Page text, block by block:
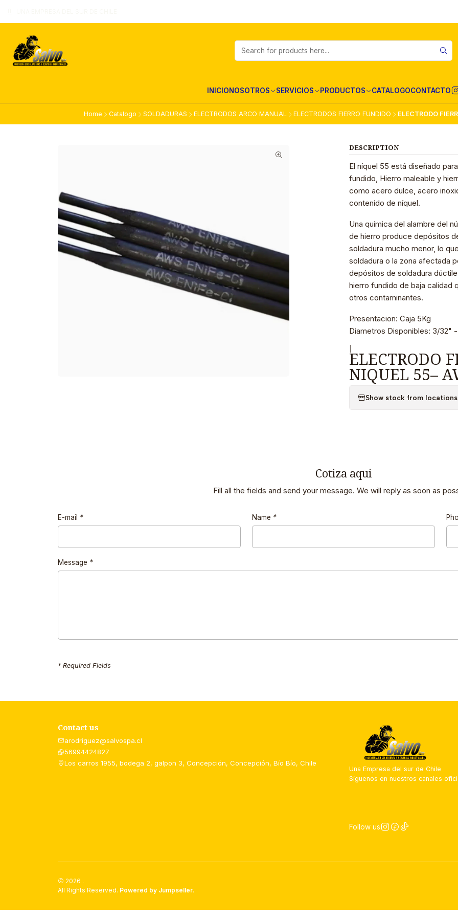
INICIONOSOTROS SERVICIOS PRODUCTOS CATALOGOCONTACTO
Home Catalogo SOLDADURAS ELECTRODOS ARCO MANUAL ELECTRODOS FIERRO FUNDIDO ELECTRODO
DESCRIPTION
El níquel 55 está diseñado
fundido, Hierro maleable y
como acero dulce, acero
contenido de níquel.
Una química del alambre del
de hierro produce depósitos
soldadura mucho menor, lo
soldadura o la zona afectada
depósitos de soldadura
hierro fundido de baja
otros contaminantes.
Presentacion: Caja 5Kg
Diametros Disponibles: 3/32" -
ELECTRODO
NIQUEL 55–
Show stock from locations
Cotiza aqui
Fill all the fields and send your message. We will reply as soon as
E-mail * Name *
Message *
* Required Fields
Contact us
arodriguez@salvospa.cl
56994424827
Los carros 1955, bodega 2, galpon 3, Concepción, Concepción, Bío Bío, Chile
Una Empresa del sur de Chile
Síguenos en nuestros canales
Follow us
2026 .
All Rights Reserved. Powered by Jumpseller.